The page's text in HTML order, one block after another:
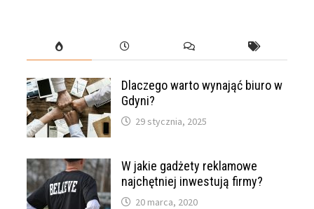
Dlaczego warto wynająć biuro w
Gdyni?
29 stycznia, 2025
W jakie gadżety reklamowe
najchętniej inwestują firmy?
20 marca, 2020